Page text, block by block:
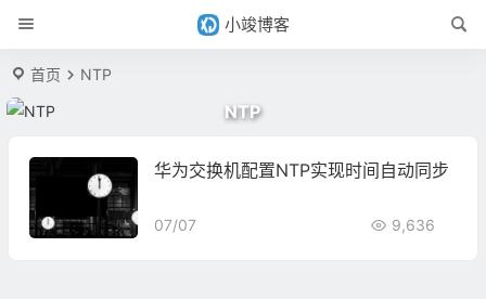
小竣博客
首页 NTP
NTP
华为交换机配置NTP实现时间自动同步
07/07 9,636